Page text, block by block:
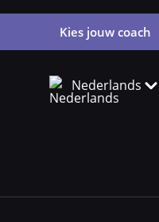
Kies jouw coach
Nederlands